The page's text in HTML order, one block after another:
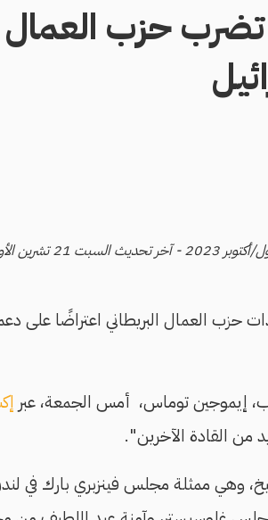
تضرب حزب العمال
حزب العمال البريطاني اعتراضًا على
إيموجين توماس، أمس الجمعة، عبر
من القادة الآخرين".
ممثلة مجلس فينزبري بارك في